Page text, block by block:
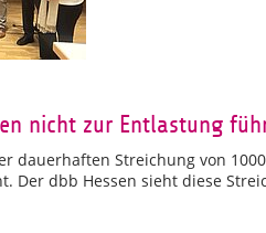
nicht zur Entlastung
dauerhaften Streichung von
Der dbb Hessen sieht diese